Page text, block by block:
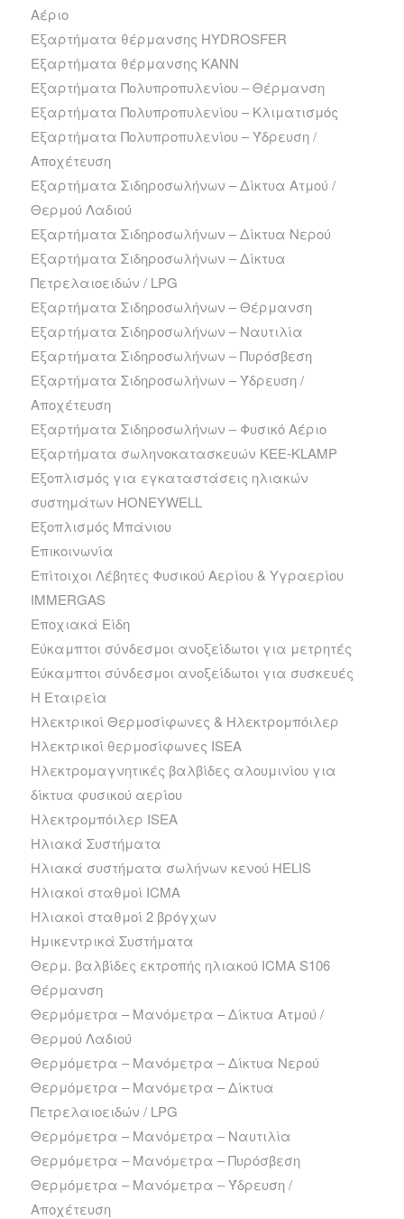
Αέριο
Εξαρτήματα θέρμανσης HYDROSFER
Εξαρτήματα θέρμανσης ΚΑΝΝ
Εξαρτήματα Πολυπροπυλενίου – Θέρμανση
Εξαρτήματα Πολυπροπυλενίου – Κλιματισμός
Εξαρτήματα Πολυπροπυλενίου – Ύδρευση /
Αποχέτευση
Εξαρτήματα Σιδηροσωλήνων – Δίκτυα Ατμού /
Θερμού Λαδιού
Εξαρτήματα Σιδηροσωλήνων – Δίκτυα Νερού
Εξαρτήματα Σιδηροσωλήνων – Δίκτυα
Πετρελαιοειδών / LPG
Εξαρτήματα Σιδηροσωλήνων – Θέρμανση
Εξαρτήματα Σιδηροσωλήνων – Ναυτιλία
Εξαρτήματα Σιδηροσωλήνων – Πυρόσβεση
Εξαρτήματα Σιδηροσωλήνων – Ύδρευση /
Αποχέτευση
Εξαρτήματα Σιδηροσωλήνων – Φυσικό Αέριο
Εξαρτήματα σωληνοκατασκευών KEE-KLAMP
Εξοπλισμός για εγκαταστάσεις ηλιακών
συστημάτων HONEYWELL
Εξοπλισμός Μπάνιου
Επικοινωνία
Επίτοιχοι Λέβητες Φυσικού Αερίου & Υγραερίου
IMMERGAS
Εποχιακά Είδη
Εύκαμπτοι σύνδεσμοι ανοξείδωτοι για μετρητές
Εύκαμπτοι σύνδεσμοι ανοξείδωτοι για συσκευές
Η Εταιρεία
Ηλεκτρικοί Θερμοσίφωνες & Ηλεκτρομπόιλερ
Ηλεκτρικοί θερμοσίφωνες ISEA
Ηλεκτρομαγνητικές βαλβίδες αλουμινίου για
δίκτυα φυσικού αερίου
Ηλεκτρομπόιλερ ISEA
Ηλιακά Συστήματα
Ηλιακά συστήματα σωλήνων κενού HELIS
Ηλιακοί σταθμοί ICMA
Ηλιακοί σταθμοί 2 βρόγχων
Ημικεντρικά Συστήματα
Θερμ. βαλβίδες εκτροπής ηλιακού ICMA S106
Θέρμανση
Θερμόμετρα – Μανόμετρα – Δίκτυα Ατμού /
Θερμού Λαδιού
Θερμόμετρα – Μανόμετρα – Δίκτυα Νερού
Θερμόμετρα – Μανόμετρα – Δίκτυα
Πετρελαιοειδών / LPG
Θερμόμετρα – Μανόμετρα – Ναυτιλία
Θερμόμετρα – Μανόμετρα – Πυρόσβεση
Θερμόμετρα – Μανόμετρα – Ύδρευση /
Αποχέτευση